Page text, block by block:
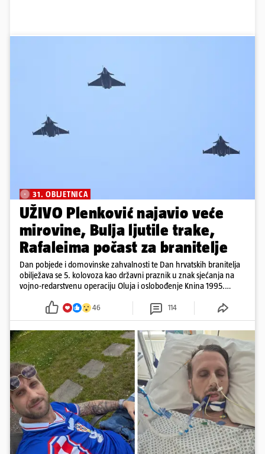
31. OBLJETNICA
UŽIVO Plenković najavio veće
mirovine, Bulja ljutile trake,
Rafaleima počast za branitelje
Dan pobjede i domovinske zahvalnosti te Dan hrvatskih branitelja
obilježava se 5. kolovoza kao državni praznik u znak sjećanja na
vojno-redarstvenu operaciju Oluja i oslobođenje Knina 1995.
46 114